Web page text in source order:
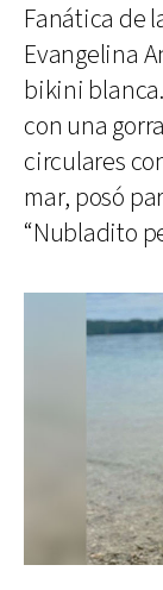
Fanática de
Evangelina
bikini
con una
circulares
mar, posó
“Nubladito